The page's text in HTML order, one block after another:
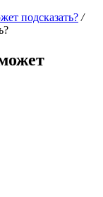
подсказать? /